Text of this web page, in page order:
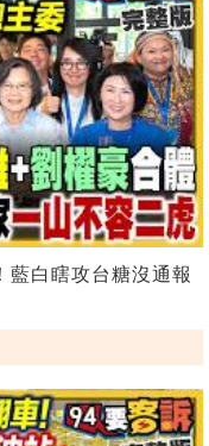
藍白瞎攻台糖沒通報